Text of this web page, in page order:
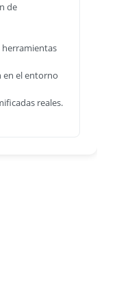
de
herramientas
en el entorno
reales.